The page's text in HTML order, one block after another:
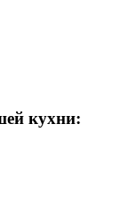
кухни: